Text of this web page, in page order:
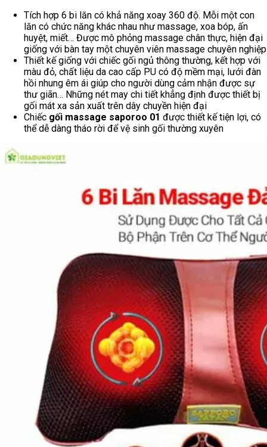
Tích hợp 6 bi lăn có khả năng xoay 360 độ. Mỗi một con
lăn có chức năng khác nhau như massage, xoa bóp, ấn
huyệt, miết… Được mô phỏng massage chân thực, hiện đại
giống với bàn tay một chuyên viên massage chuyên nghiệp
Thiết kế giống với chiếc gối ngủ thông thường, kết hợp với
màu đỏ, chất liệu da cao cấp PU có độ mềm mại, lưới đàn
hồi nhung êm ái giúp cho người dùng cảm nhận được sự
thư giãn… Những nét may chi tiết khẳng định được thiết bị
gối mát xa sản xuất trên dây chuyền hiện đại
Chiếc gối massage saporoo 01 được thiết kế tiện lợi, có
thể dễ dàng tháo rời để vệ sinh gối thường xuyên